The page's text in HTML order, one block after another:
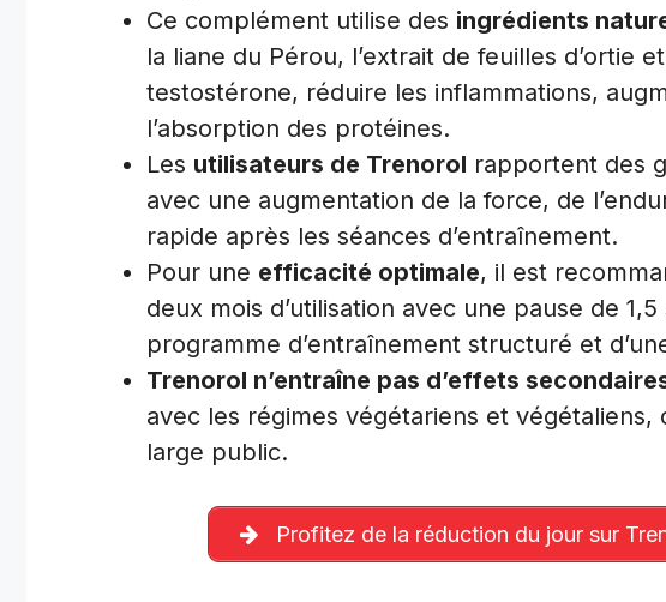
Ce complément utilise des ingrédients
la liane du Pérou, l’extrait de feuilles d’ortie
testostérone, réduire les inflammations,
l’absorption des protéines.
Les utilisateurs de Trenorol rapportent des
avec une augmentation de la force, de
rapide après les séances d’entraînement.
Pour une efficacité optimale, il est
deux mois d’utilisation avec une pause de
programme d’entraînement structuré et
Trenorol n’entraîne pas d’effets
avec les régimes végétariens et végétaliens,
large public.
Profitez de la réduction du jour sur